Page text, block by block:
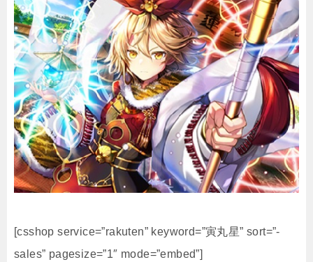
[csshop service=”rakuten” keyword=”寅丸星” sort=”-
sales” pagesize=”1″ mode=”embed”]